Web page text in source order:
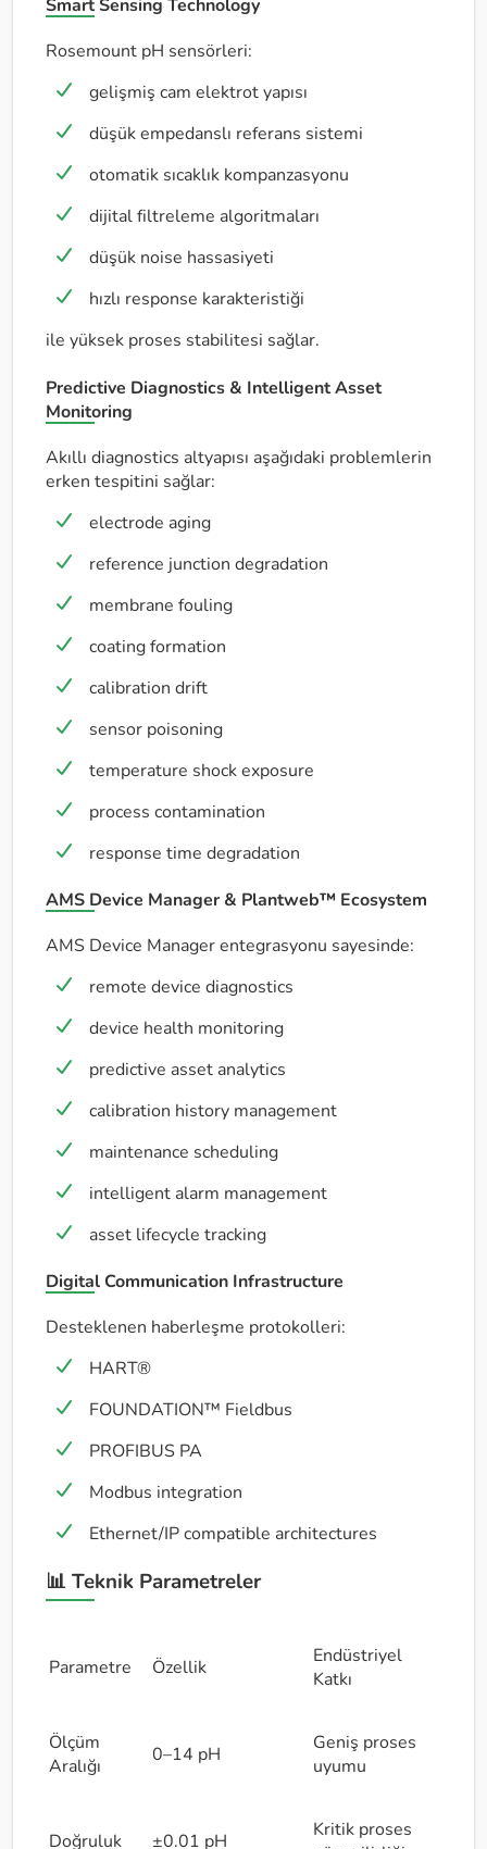
Smart Sensing Technology
Rosemount pH sensörleri:
gelişmiş cam elektrot yapısı
düşük empedanslı referans sistemi
otomatik sıcaklık kompanzasyonu
dijital filtreleme algoritmaları
düşük noise hassasiyeti
hızlı response karakteristiği
ile yüksek proses stabilitesi sağlar.
Predictive Diagnostics & Intelligent Asset
Monitoring
Akıllı diagnostics altyapısı aşağıdaki problemlerin
erken tespitini sağlar:
electrode aging
reference junction degradation
membrane fouling
coating formation
calibration drift
sensor poisoning
temperature shock exposure
process contamination
response time degradation
AMS Device Manager & Plantweb™ Ecosystem
AMS Device Manager entegrasyonu sayesinde:
remote device diagnostics
device health monitoring
predictive asset analytics
calibration history management
maintenance scheduling
intelligent alarm management
asset lifecycle tracking
Digital Communication Infrastructure
Desteklenen haberleşme protokolleri:
HART®
FOUNDATION™ Fieldbus
PROFIBUS PA
Modbus integration
Ethernet/IP compatible architectures
📊 Teknik Parametreler
Parametre Özellik
Endüstriyel
Katkı
Ölçüm
Aralığı
0–14 pH
Geniş proses
uyumu
Doğruluk ±0.01 pH
Kritik proses